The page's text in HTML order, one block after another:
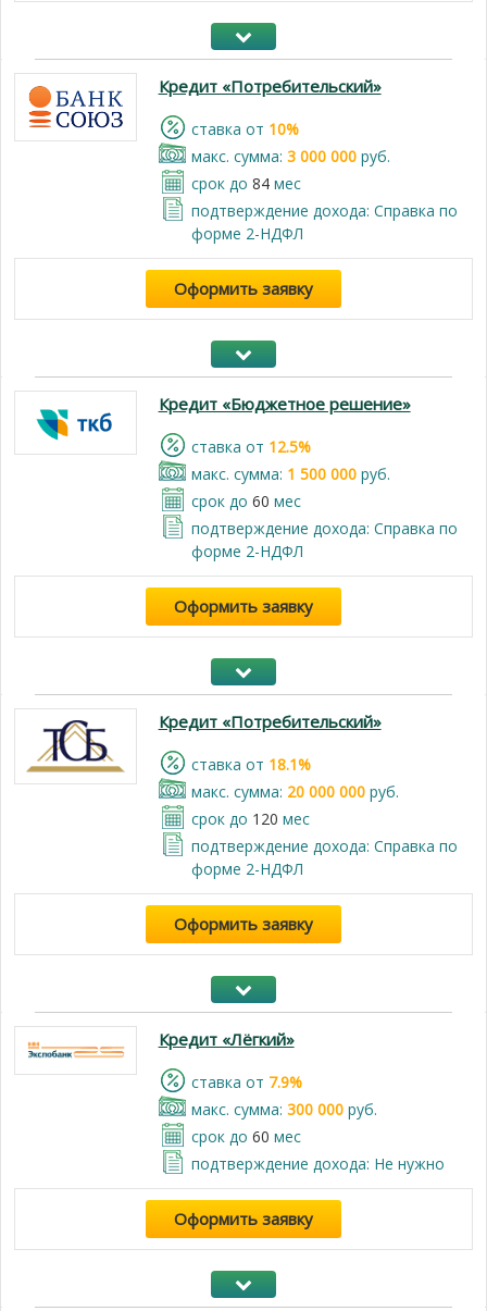
Кредит «Потребительский»
cтавка от 10%
макс. сумма: 3 000 000руб.
срок до 84мес
подтверждение дохода: Справка по
форме 2-НДФЛ
Оформить заявку
Кредит «Бюджетное решение»
cтавка от 12.5%
макс. сумма: 1 500 000руб.
срок до 60 мес
подтверждение дохода: Справка по
форме 2-НДФЛ
Оформить заявку
Кредит «Потребительский»
cтавка от 18.1%
макс. сумма: 20 000 000руб.
срок до 120 мес
подтверждение дохода: Справка по
форме 2-НДФЛ
Оформить заявку
Кредит «Лёгкий»
cтавка от 7.9%
макс. сумма: 300 000руб.
срок до 60 мес
подтверждение дохода: Не нужно
Оформить заявку